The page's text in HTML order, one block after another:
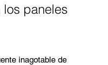
los paneles
inagotable de